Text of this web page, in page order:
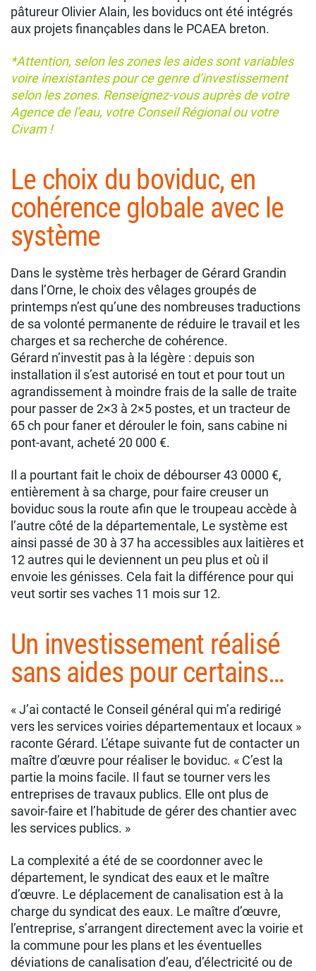
pâtureur Olivier Alain, les boviducs ont été intégrés
aux projets finançables dans le PCAEA breton.
*Attention, selon les zones les aides sont variables
voire inexistantes pour ce genre d’investissement
selon les zones. Renseignez-vous auprès de votre
Agence de l’eau, votre Conseil Régional ou votre
Civam !
Le choix du boviduc, en
cohérence globale avec le
système
Dans le système très herbager de Gérard Grandin
dans l’Orne, le choix des vêlages groupés de
printemps n’est qu’une des nombreuses traductions
de sa volonté permanente de réduire le travail et les
charges et sa recherche de cohérence.
Gérard n’investit pas à la légère : depuis son
installation il s’est autorisé en tout et pour tout un
agrandissement à moindre frais de la salle de traite
pour passer de 2×3 à 2×5 postes, et un tracteur de
65 ch pour faner et dérouler le foin, sans cabine ni
pont-avant, acheté 20 000 €.
Il a pourtant fait le choix de débourser 43 0000 €,
entièrement à sa charge, pour faire creuser un
boviduc sous la route afin que le troupeau accède à
l’autre côté de la départementale, Le système est
ainsi passé de 30 à 37 ha accessibles aux laitières et
12 autres qui le deviennent un peu plus et où il
envoie les génisses. Cela fait la différence pour qui
veut sortir ses vaches 11 mois sur 12.
Un investissement réalisé
sans aides pour certains…
« J’ai contacté le Conseil général qui m’a redirigé
vers les services voiries départementaux et locaux »
raconte Gérard. L’étape suivante fut de contacter un
maître d’œuvre pour réaliser le boviduc. « C’est la
partie la moins facile. Il faut se tourner vers les
entreprises de travaux publics. Elle ont plus de
savoir-faire et l’habitude de gérer des chantier avec
les services publics. »
La complexité a été de se coordonner avec le
département, le syndicat des eaux et le maître
d’œuvre. Le déplacement de canalisation est à la
charge du syndicat des eaux. Le maître d’œuvre,
l’entreprise, s’arrangent directement avec la voirie et
la commune pour les plans et les éventuelles
déviations de canalisation d’eau, d’électricité ou de